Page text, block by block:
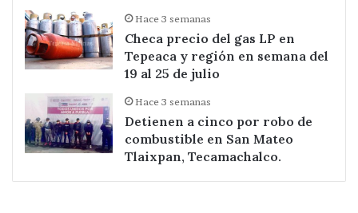
Hace 3 semanas
Checa precio del gas LP en
Tepeaca y región en semana del
19 al 25 de julio
Hace 3 semanas
Detienen a cinco por robo de
combustible en San Mateo
Tlaixpan, Tecamachalco.